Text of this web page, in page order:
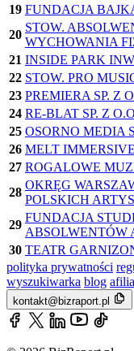
19 FUNDACJA
20
STOW.
WYCHOWANIA
21 INSIDE PARK
22 STOW. PRO
23 PREMIERA SP. Z
24 RE-BLAT SP. Z
25 OSORNO MEDIA
26 MELT
27 ROGALOWE
28
OKRĘG
POLSKICH
29
FUNDACJA
ABSOLWENTÓW
30 TEATR
polityka prywatności
wyszukiwarka blog
kontakt@bizraport.pl